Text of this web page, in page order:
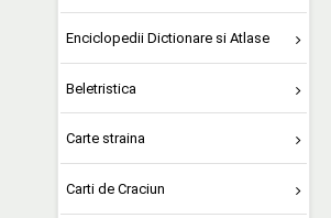
Enciclopedii Dictionare si Atlase
Beletristica
Carte straina
Carti de Craciun